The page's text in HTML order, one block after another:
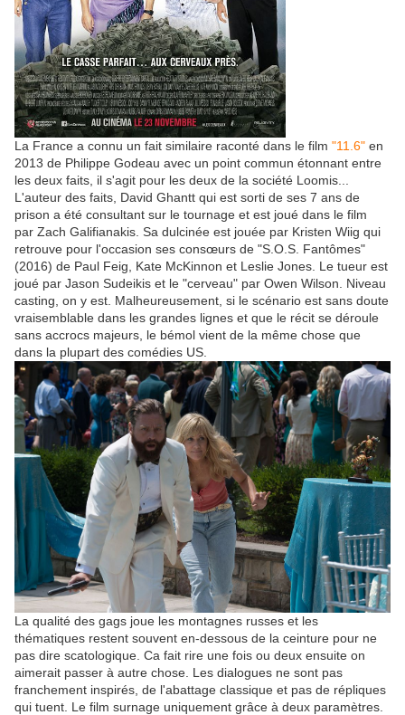
La France a connu un fait similaire raconté dans le film "11.6" en
2013 de Philippe Godeau avec un point commun étonnant entre
les deux faits, il s'agit pour les deux de la société Loomis...
L'auteur des faits, David Ghantt qui est sorti de ses 7 ans de
prison a été consultant sur le tournage et est joué dans le film
par Zach Galifianakis. Sa dulcinée est jouée par Kristen Wiig qui
retrouve pour l'occasion ses consœurs de "S.O.S. Fantômes"
(2016) de Paul Feig, Kate McKinnon et Leslie Jones. Le tueur est
joué par Jason Sudeikis et le "cerveau" par Owen Wilson. Niveau
casting, on y est. Malheureusement, si le scénario est sans doute
vraisemblable dans les grandes lignes et que le récit se déroule
sans accrocs majeurs, le bémol vient de la même chose que
dans la plupart des comédies US.
La qualité des gags joue les montagnes russes et les
thématiques restent souvent en-dessous de la ceinture pour ne
pas dire scatologique. Ca fait rire une fois ou deux ensuite on
aimerait passer à autre chose. Les dialogues ne sont pas
franchement inspirés, de l'abattage classique et pas de répliques
qui tuent. Le film surnage uniquement grâce à deux paramètres.